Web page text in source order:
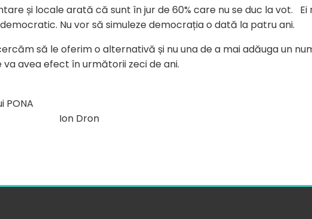
și locale arată că sunt în jur de 60% care nu se duc la vot.
Nu vor să simuleze democrația o dată la patru ani.
să le oferim o alternativă și nu una de a mai adăuga un
avea efect în următorii zeci de ani.
PONA